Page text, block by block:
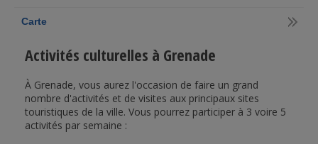
Carte
Activités culturelles à Grenade
À Grenade, vous aurez l'occasion de faire un grand
nombre d'activités et de visites aux principaux sites
touristiques de la ville. Vous pourrez participer à 3 voire 5
activités par semaine :